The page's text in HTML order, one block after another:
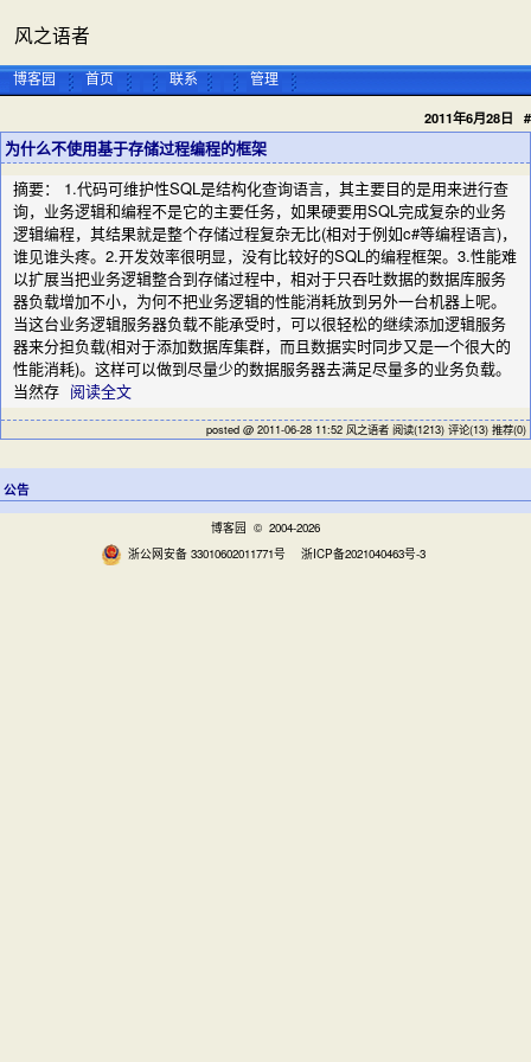
风之语者
博客园 首页 联系 管理
公告
2011年6月28日 #
为什么不使用基于存储过程编程的框架
摘要： 1.代码可维护性SQL是结构化查询语言，其主要目的是用来进行查
询，业务逻辑和编程不是它的主要任务，如果硬要用SQL完成复杂的业务
逻辑编程，其结果就是整个存储过程复杂无比(相对于例如c#等编程语言)，
谁见谁头疼。2.开发效率很明显，没有比较好的SQL的编程框架。3.性能难
以扩展当把业务逻辑整合到存储过程中，相对于只吞吐数据的数据库服务
器负载增加不小，为何不把业务逻辑的性能消耗放到另外一台机器上呢。
当这台业务逻辑服务器负载不能承受时，可以很轻松的继续添加逻辑服务
器来分担负载(相对于添加数据库集群，而且数据实时同步又是一个很大的
性能消耗)。这样可以做到尽量少的数据服务器去满足尽量多的业务负载。
当然存 阅读全文
posted @ 2011-06-28 11:52 风之语者 阅读(1213) 评论(13) 推荐(0)
博客园 © 2004-2026
浙公网安备 33010602011771号
浙ICP备2021040463号-3